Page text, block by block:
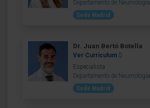
Departamento de Neumología
Sede Madrid
Dr. Juan Bertó Botella
Ver Curriculum
Especialista
Departamento de Neumología
Sede Madrid